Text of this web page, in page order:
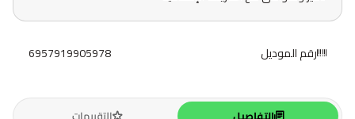
رقم الموديل 6957919905978